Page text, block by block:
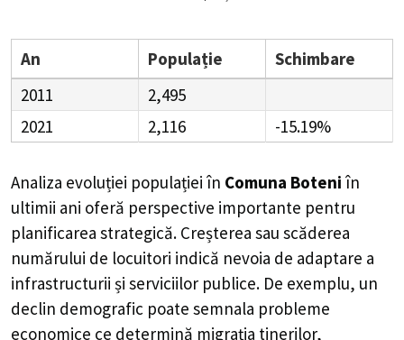
An Populație
Schimbare
2011
2,495
2021
2,116 -15.19%
Analiza evoluției populației în Comuna Boteni în
ultimii ani oferă perspective importante pentru
planificarea strategică. Creșterea sau scăderea
numărului de locuitori indică nevoia de adaptare a
infrastructurii și serviciilor publice. De exemplu, un
declin demografic poate semnala probleme
economice ce determină migrația tinerilor,